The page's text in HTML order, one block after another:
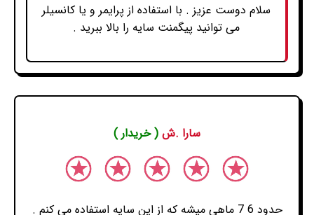
سلام دوست عزیز . با استفاده از پرایمر و یا کانسیلر
می توانید پیگمنت سایه را بالا ببرید .
سارا .ش ( خریدار )
حدود 6 7 ماهی میشه که از این سایه استفاده می کنم .